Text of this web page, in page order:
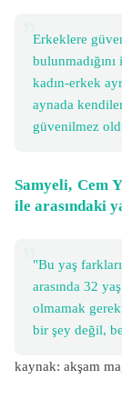
Erkeklere
kadın-erkek
aynada
güvenilmez
Samyeli, Cem
ile arasındaki
"Bu yaş
arasında 32
olmamak
bir şey değil,
kaynak: akşam